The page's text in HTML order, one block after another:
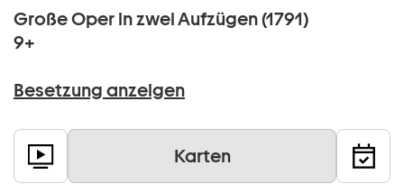
Große Oper in zwei Aufzügen (1791)
9+
Besetzung anzeigen
Karten